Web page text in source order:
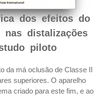
dos efeitos do
distalizações
piloto
da má oclusão de Classe II
superiores. O aparelho
criado para este fim, e ao